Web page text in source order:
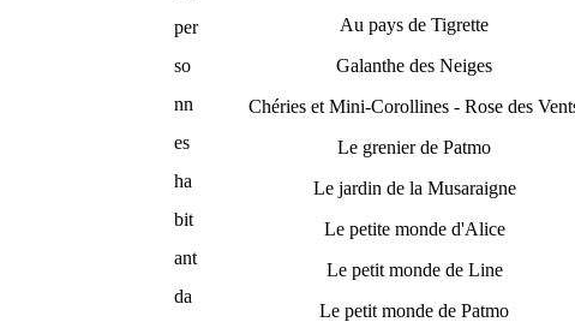
per
so
nn
es
ha
bit
ant
da
Au pays de Tigrette
Galanthe des Neiges
Chéries et Mini-Corollines - Rose des
Le grenier de Patmo
Le jardin de la Musaraigne
Le petite monde d'Alice
Le petit monde de Line
Le petit monde de Patmo